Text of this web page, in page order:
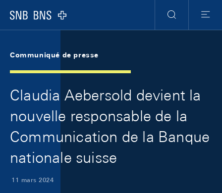
Logo
RechercheMenu
Communiqué de presse
Claudia Aebersold devient la
nouvelle responsable de la
Communication de la Banque
nationale suisse
11 mars 2024